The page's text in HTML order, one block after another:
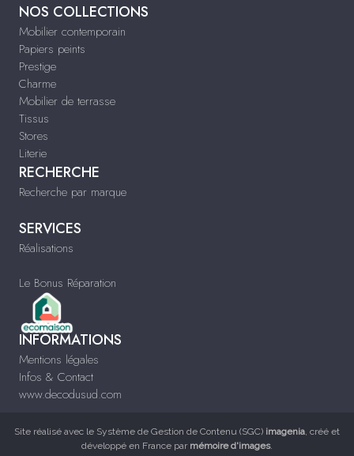
NOS COLLECTIONS
Mobilier contemporain
Papiers peints
Prestige
Charme
Mobilier de terrasse
Tissus
Stores
Literie
RECHERCHE
Recherche par marque
SERVICES
Réalisations
Le Bonus Réparation
INFORMATIONS
Mentions légales
Infos & Contact
www.decodusud.com
Site réalisé avec le Système de Gestion de Contenu (SGC) imagenia, créé et
développé en France par mémoire d'images.